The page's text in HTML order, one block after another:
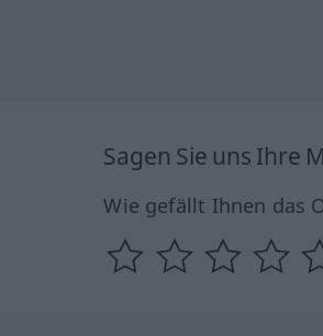
Sagen Sie uns Ihre
Wie gefällt Ihnen das